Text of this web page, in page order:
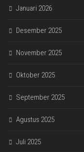
Januari 2026
Desember 2025
November 2025
Oktober 2025
September 2025
Agustus 2025
Juli 2025